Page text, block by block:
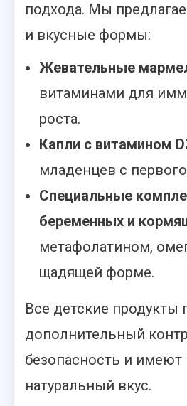
подхода. Мы
и вкусные формы:
Жевательные
витаминами для
роста.
Капли с витамином
младенцев с
Специальные
беременных и
метафолатином,
щадящей форме.
Все детские продукты
дополнительный
безопасность и
натуральный вкус.